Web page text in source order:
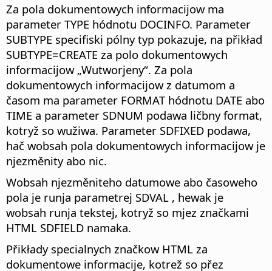
Za pola dokumentowych informacijow ma
parameter TYPE hódnotu DOCINFO. Parameter
SUBTYPE specifiski pólny typ pokazuje, na přikład
SUBTYPE=CREATE za polo dokumentowych
informacijow „Wutworjeny“. Za pola
dokumentowych informacijow z datumom a
časom ma parameter FORMAT hódnotu DATE abo
TIME a parameter SDNUM podawa ličbny format,
kotryž so wužiwa. Parameter SDFIXED podawa,
hač wobsah pola dokumentowych informacijow je
njezměnity abo nic.
Wobsah njezměniteho datumowe abo časoweho
pola je runja parametrej SDVAL , hewak je
wobsah runja tekstej, kotryž so mjez značkami
HTML SDFIELD namaka.
Přikłady specialnych značkow HTML za
dokumentowe informacije, kotrež so přez